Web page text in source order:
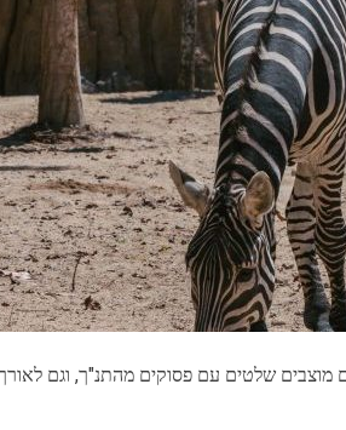
מוצבים שלטים עם פסוקים מהתנ"ך, וגם